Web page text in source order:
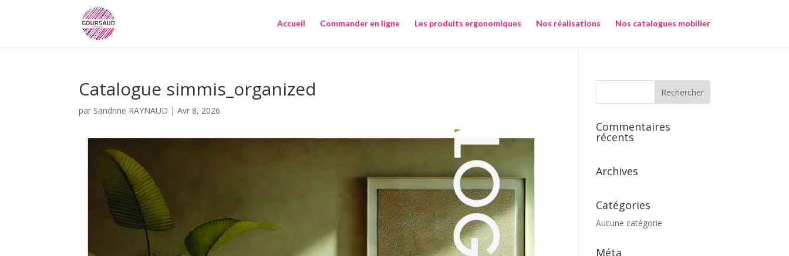
Accueil Commander en ligne Les produits ergonomiques Nos réalisations Nos catalogues mobilier
Catalogue simmis_organized
par Sandrine RAYNAUD |Avr 8, 2026
Commentaires
récents
Archives
Catégories
Aucune catégorie
Méta